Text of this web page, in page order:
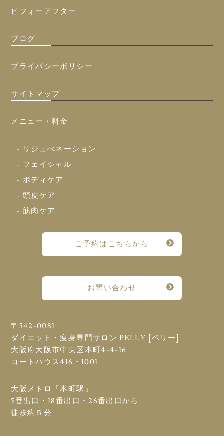
ビフォーアフター
ブログ
プライバシーポリシー
サイトマップ
メニュー・料金
- リジュべネーション
- フェイシャル
- ボディケア
- 頭皮ケア
- 筋肉ケア
ご予約はこちらから
お問い合わせ
〒542-0081
ダイエット・痩身専門サロン PELLY [ペリー]
大阪府大阪市中央区本町4-4-16
コートハウス416・1001
大阪メトロ「本町駅」
5番出口・18番出口・26番出口から
徒歩約５分